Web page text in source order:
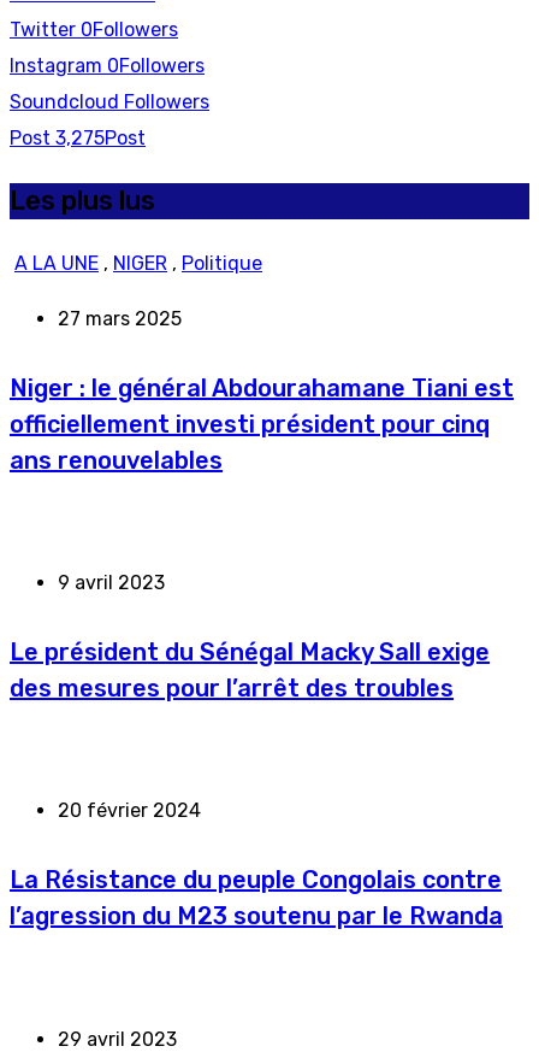
Twitter 0Followers
Instagram 0Followers
Soundcloud Followers
Post 3,275Post
Les plus lus
A LA UNE , NIGER , Politique
27 mars 2025
Niger : le général Abdourahamane Tiani est
officiellement investi président pour cinq
ans renouvelables
9 avril 2023
Le président du Sénégal Macky Sall exige
des mesures pour l’arrêt des troubles
20 février 2024
La Résistance du peuple Congolais contre
l’agression du M23 soutenu par le Rwanda
29 avril 2023